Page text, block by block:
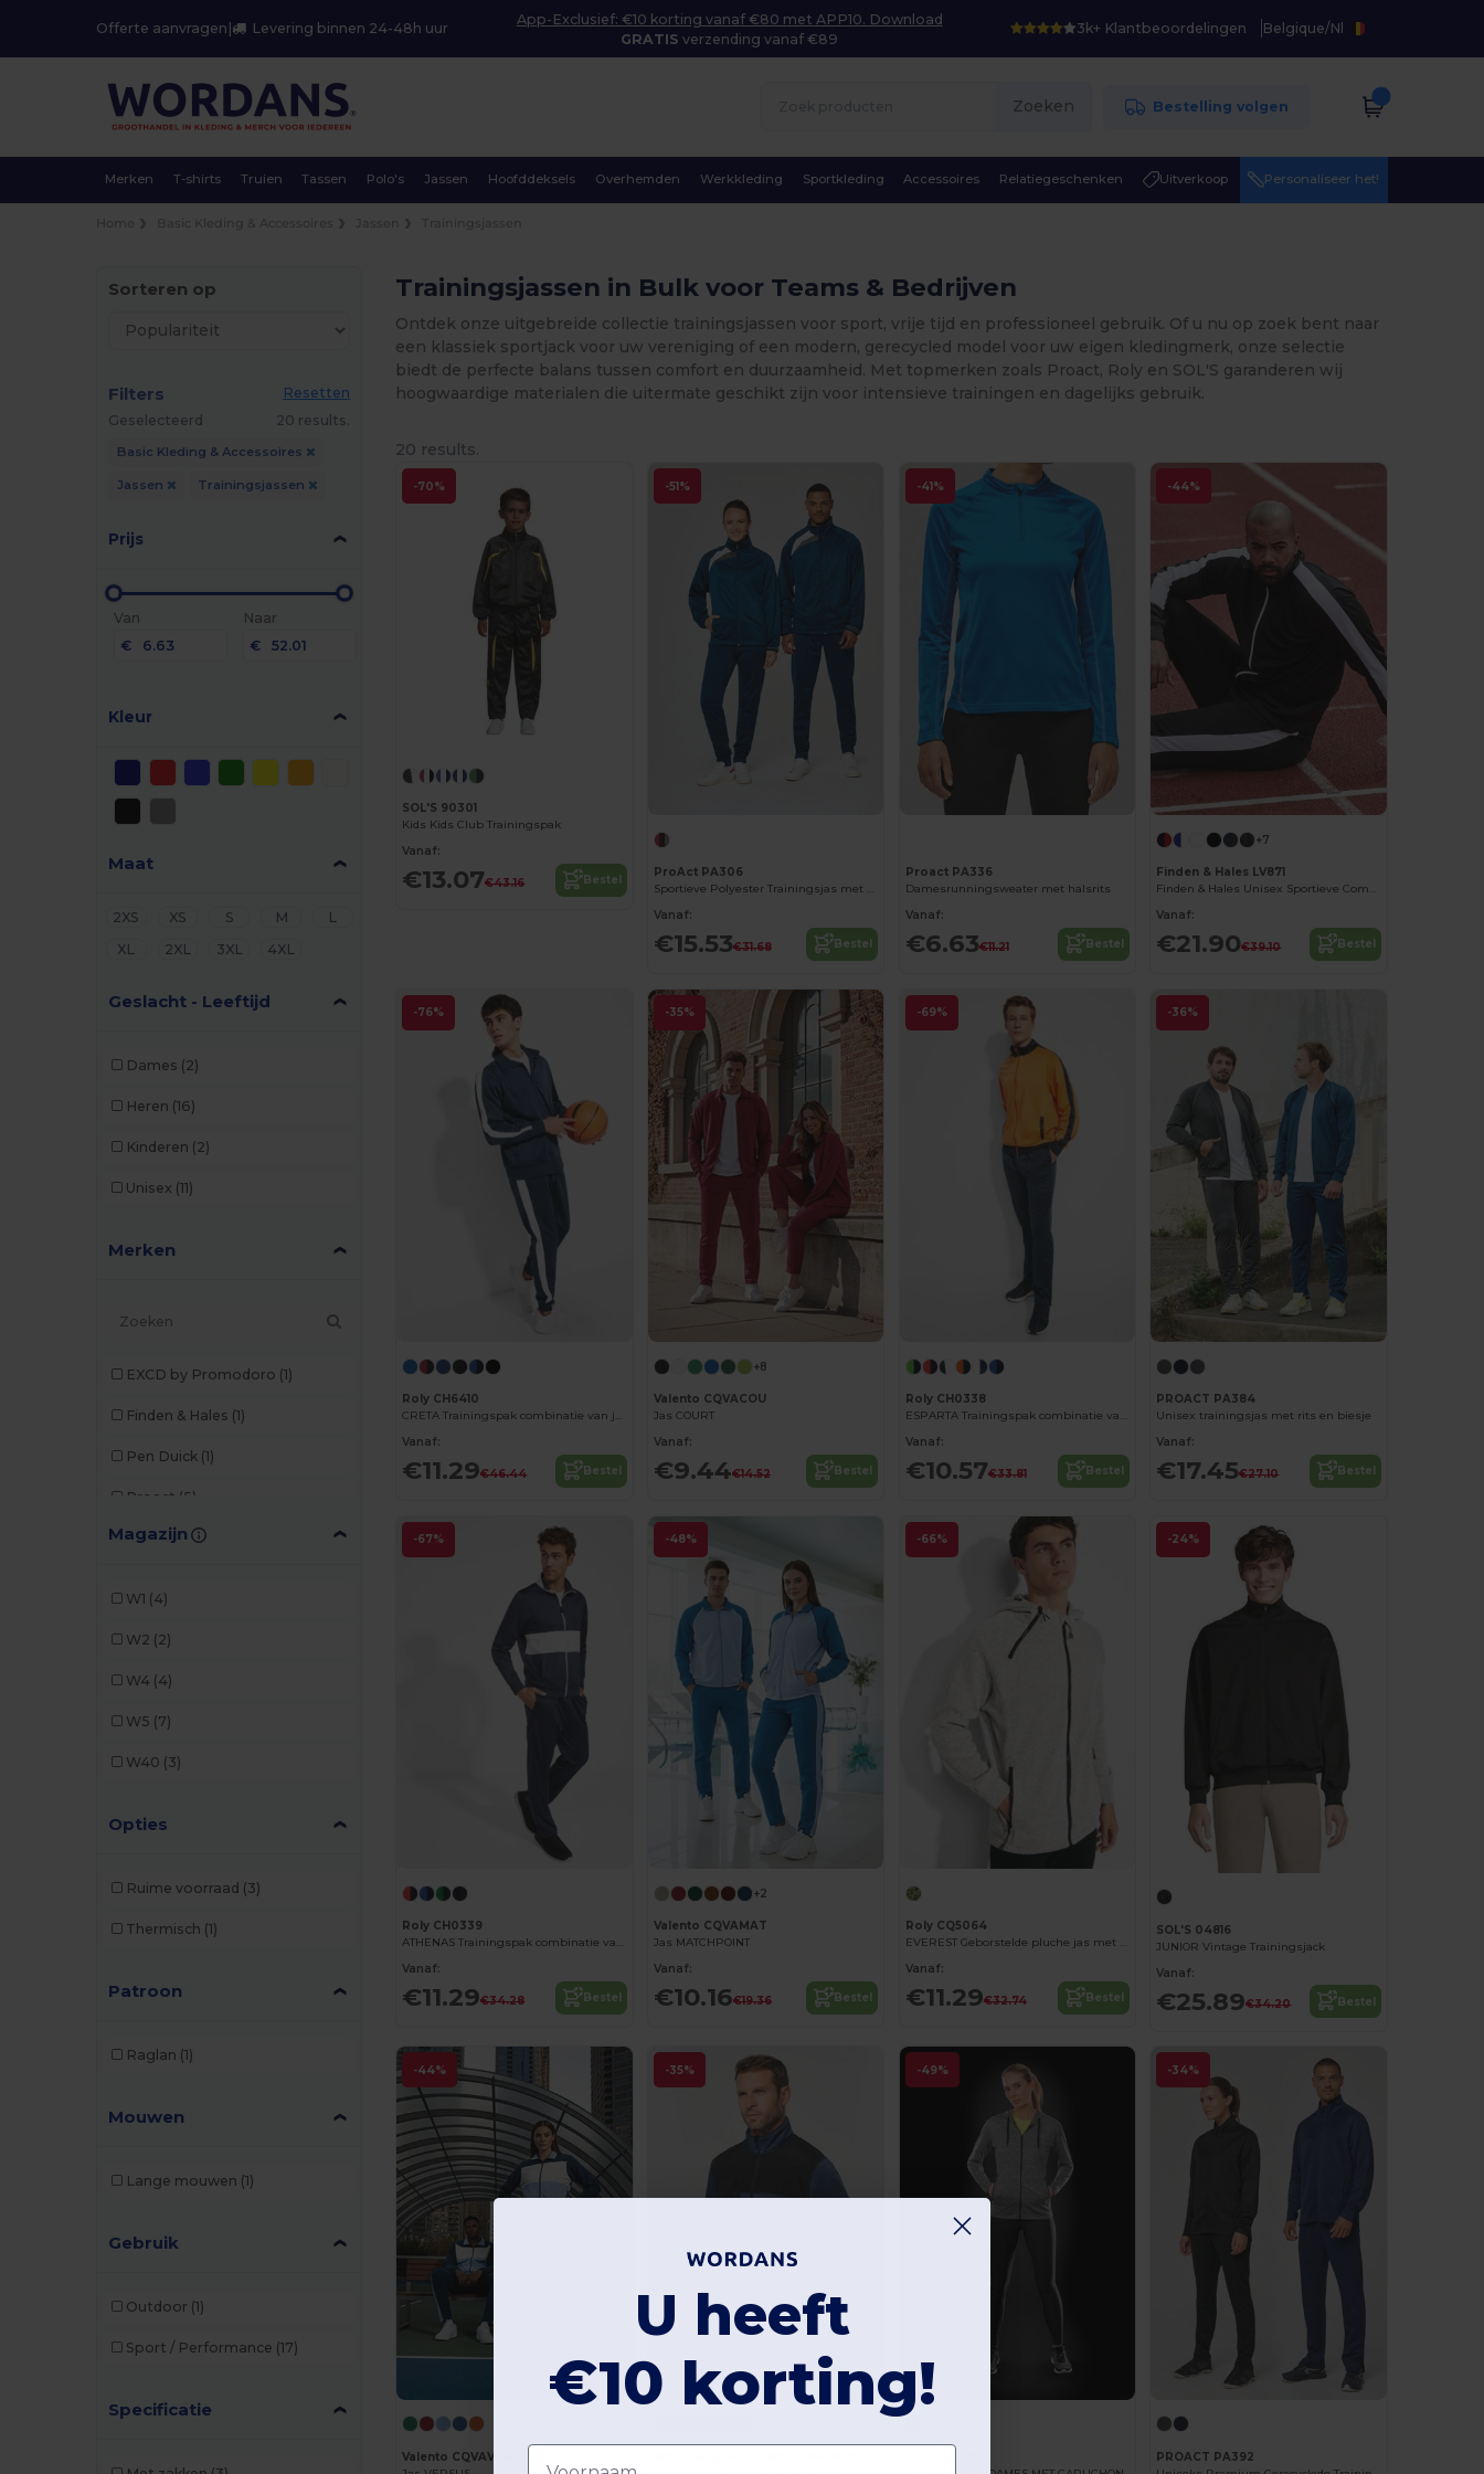
Offerte aanvragen Levering binnen 24-48h uur
App-Exclusief: €10 korting vanaf €80 met APP10. Download
GRATIS verzending vanaf €89
3k+ Klantbeoordelingen Belgique/Nl
Zoeken Bestelling volgen
Merken T-shirts Truien Tassen Polo's Jassen Hoofddeksels Overhemden Werkkleding Sportkleding Accessoires Relatiegeschenken Uitverkoop Personaliseer het!
Sorteren op
Filters
Resetten
Geselecteerd
20 results.
Basic Kleding & Accessoires
Jassen Trainingsjassen
Prijs
Van
€
Naar
€
Kleur
Maat
2XS XS S M
L
XL
2XL 3XL 4XL
Geslacht - Leeftijd
Dames (2)
Heren (16)
Kinderen (2)
Unisex (11)
Merken
EXCD by Promodoro (1)
Finden & Hales (1)
Pen Duick (1)
Proact (5)
Roly (2)
Magazijn
W1 (4)
W2 (2)
W4 (4)
W5 (7)
W40 (3)
Opties
Ruime voorraad (3)
Thermisch (1)
Patroon
Raglan (1)
Mouwen
Lange mouwen (1)
Gebruik
Outdoor (1)
Sport / Performance (17)
Specificatie
Trainingsjassen in Bulk voor Teams & Bedrijven
Ontdek onze uitgebreide collectie trainingsjassen voor sport, vrije tijd en professioneel gebruik. Of u nu op zoek bent naar
een klassiek sportjack voor uw vereniging of een modern, gerecycled model voor uw eigen kledingmerk, onze selectie
biedt de perfecte balans tussen comfort en duurzaamheid. Met topmerken zoals Proact, Roly en SOL'S garanderen wij
hoogwaardige materialen die uitermate geschikt zijn voor intensieve trainingen en dagelijks gebruik.
20 results.
-70%
SOL'S 90301
Kids Kids Club Trainingspak
Vanaf:
€13.07€43.16 Bestel
-51%
ProAct PA306
Sportieve Polyester Trainingsjas met Rits
Vanaf:
€15.53€31.68 Bestel
-41%
Proact PA336
Damesrunningsweater met halsrits
Vanaf:
€6.63€11.21 Bestel
-44%
+7
Finden & Hales LV871
Finden & Hales Unisex Sportieve Comfort Jas
Vanaf:
€21.90€39.10 Bestel
-76%
Roly CH6410
CRETA Trainingspak combinatie van jas en broek
Vanaf:
€11.29€46.44 Bestel
-35%
+8
Valento CQVACOU
Jas COURT
Vanaf:
€9.44€14.52 Bestel
-69%
Roly CH0338
ESPARTA Trainingspak combinatie van jas en broek
Vanaf:
€10.57€33.81 Bestel
-36%
PROACT PA384
Unisex trainingsjas met rits en biesje
Vanaf:
€17.45€27.10 Bestel
-67%
Roly CH0339
ATHENAS Trainingspak combinatie van jas en broek
Vanaf:
€11.29€34.28 Bestel
-48%
+2
Valento CQVAMAT
Jas MATCHPOINT
Vanaf:
€10.16€19.36 Bestel
-66%
Roly CQ5064
EVEREST Geborstelde pluche jas met capuchon
Vanaf:
€11.29€32.74 Bestel
-24%
SOL'S 04816
JUNIOR Vintage Trainingsjack
Vanaf:
€25.89€34.20 Bestel
-44%
Valento CQVAVER
-35% -49% -34%
PROACT PA392
U heeft
€10 korting!
Voornaam